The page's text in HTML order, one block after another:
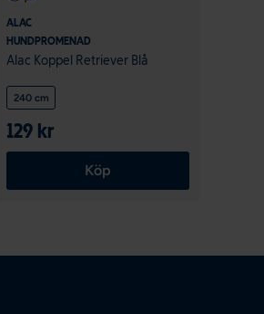
ALAC
HUNDPROMENAD
Alac Koppel Retriever Blå
240 cm
129 kr
Köp